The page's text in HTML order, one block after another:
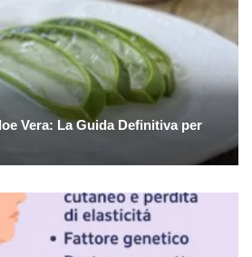
Vera: La Guida Definitiva per